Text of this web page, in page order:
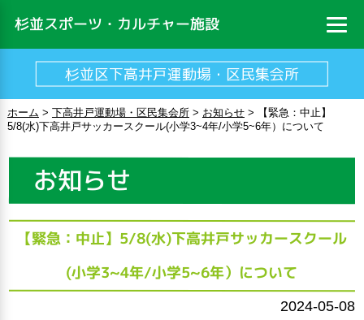
杉並スポーツ・カルチャー施設
杉並区下高井戸運動場・区民集会所
ホーム > 下高井戸運動場・区民集会所> お知らせ>
【緊急：中止】
5/8(水)下高井戸サッカースクール(小学3~4年/小学5~6年）について
お知らせ
【緊急：中止】5/8(水)下高井戸サッカースクール
(小学3~4年/小学5~6年）について
2024-05-08